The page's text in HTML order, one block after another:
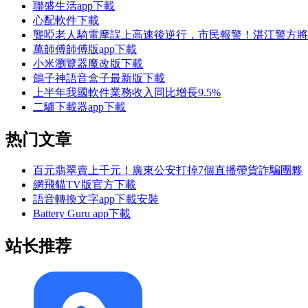
聯盛生活app下載
心配軟件下載
聾啞老人騎電摩誤上高速後逆行，市民報警！湛江警方
萬師傅師傅版app下載
小米瀏覽器魔改版下載
鴿子神語音盒子最新版下載
上半年我國軟件業務收入同比增長9.5%
二驢下載器app下載
热门文章
百元翡翠賣上千元！廣東公安打掉7個直播帶貨詐騙團夥
網飛貓TV版官方下載
語音轉換文字app下載安裝
Battery Guru app下載
站长推荐